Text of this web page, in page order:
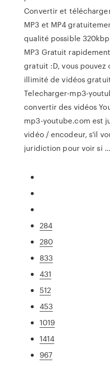
Convertir et
MP3 et MP4
qualité possible
MP3 Gratuit
gratuit :D, vous
illimité de vidéos
Telecharger-mp3-
convertir des vidéos
mp3-youtube.com est
vidéo / encodeur, s'il
juridiction pour voir si …
284
280
833
431
512
453
1019
1414
967